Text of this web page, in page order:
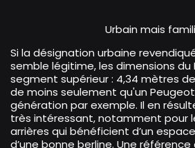
Urbain mais
Si la désignation urbaine
semble légitime, les dimensions du
segment supérieur : 4,34 mètres
de moins seulement qu'un
génération par exemple. Il en
très intéressant, notamment pour
arrières qui bénéficient d’un
d’une bonne berline. Une